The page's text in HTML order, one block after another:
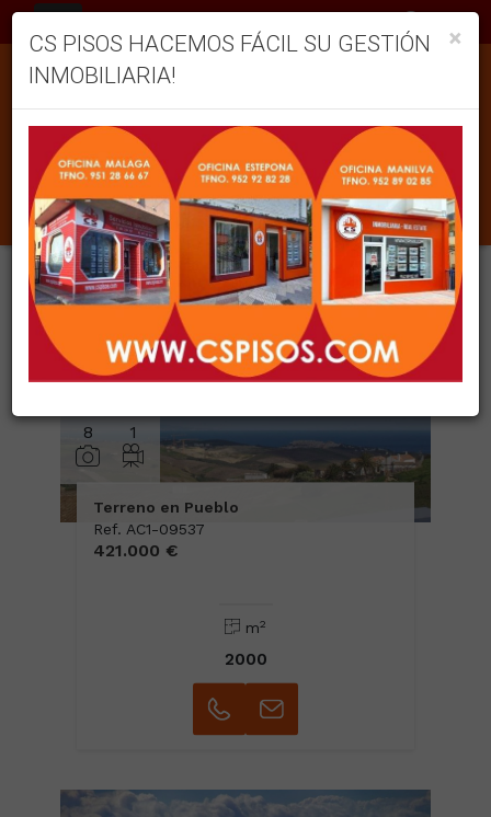
INMUEBLES EN VENTA EN MANILVA
Filtrar Ordenar
2 inmuebles en total
Mostrar resultados 12
8 1
Terreno en Pueblo
Ref. AC1-09537
421.000 €
m2
2000
×
CS PISOS HACEMOS FÁCIL SU GESTIÓN
INMOBILIARIA!